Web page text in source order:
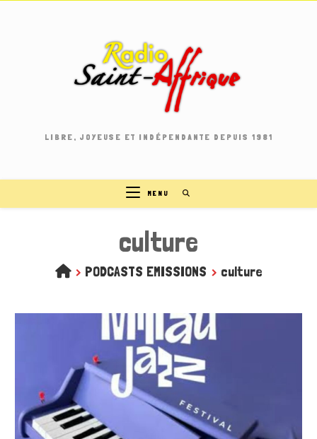
LIBRE, JOYEUSE ET INDÉPENDANTE DEPUIS 1981
MENU
culture
> PODCASTS EMISSIONS > culture